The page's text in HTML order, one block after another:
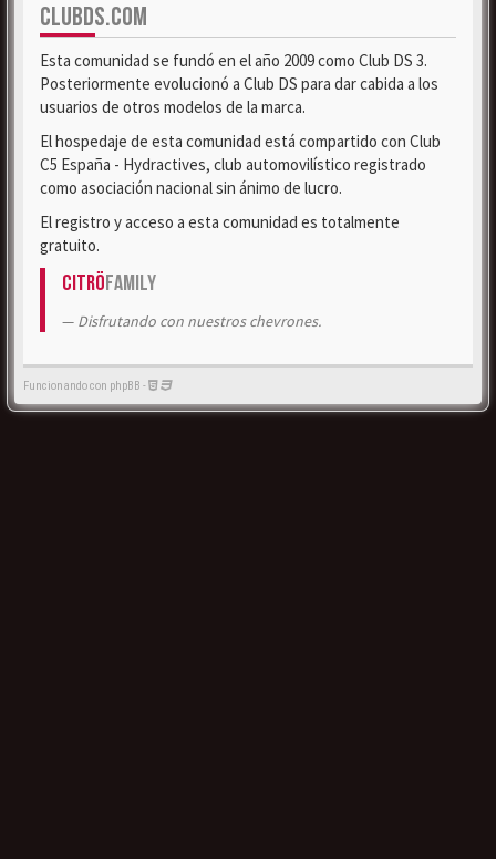
CLUBDS.COM
Esta comunidad se fundó en el año 2009 como Club DS 3.
Posteriormente evolucionó a Club DS para dar cabida a los
usuarios de otros modelos de la marca.
El hospedaje de esta comunidad está compartido con Club
C5 España - Hydractives, club automovilístico registrado
como asociación nacional sin ánimo de lucro.
El registro y acceso a esta comunidad es totalmente
gratuito.
CitröFamily
Disfrutando con nuestros chevrones.
Funcionando con phpBB -